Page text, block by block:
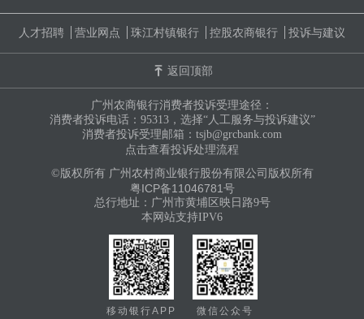
人才招聘 营业网点 珠江村镇银行 控股农商银行 投诉与建议
返回顶部
广州农商银行消费者投诉受理途径：
消费者投诉电话：95313，选择“人工服务与投诉建议”
消费者投诉受理邮箱：tsjb@grcbank.com
点击查看投诉处理流程
©版权所有 广州农村商业银行股份有限公司版权所有
粤ICP备11046781号
总行地址：广州市黄埔区映日路9号
本网站支持IPV6
移动银行APP 微信公众号